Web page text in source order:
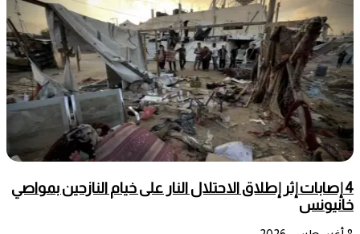
4 إصابات إثر إطلاق الاحتلال النار على خيام النازحين بمواصي
خانيونس